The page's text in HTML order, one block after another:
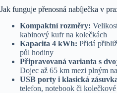
Jak funguje přenosná nabíječka v
Kompaktní rozměry:
kabinový kufr na kolečkách
Kapacita 4 kWh: Přidá
půl hodiny
Připravovaná varianta s
Dojec až 65 km mezi plným
USB porty i klasická
telefon, notebook či